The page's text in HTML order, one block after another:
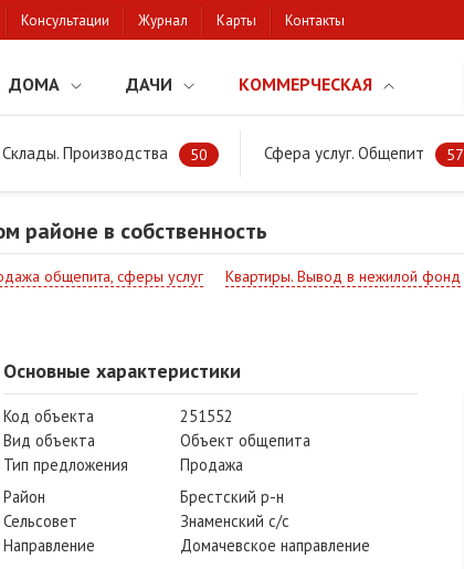
Консультации Журнал Карты Контакты
ДОМА ДАЧИ КОММЕРЧЕСКАЯ
Склады. Производства 50 Сфера услуг. Общепит 57
Брестском районе в собственность
районе в собственность
общепита, сферы услуг
Квартиры. Вывод в нежилой фонд
Основные характеристики
Код объекта
251552
Вид объекта
Объект общепита
Тип предложения
Продажа
Район
Брестский р-н
Сельсовет
Знаменский с/с
Направление
Домачевское направление